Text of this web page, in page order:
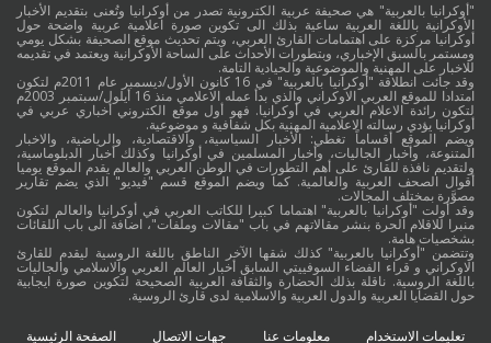
"أوكرانيا بالعربية" هي صحيفة عربية الكترونية تصدر من أوكرانيا وتُعنى بتقديم الأخبار
الأوكرانية باللغة العربية ساعية بذلك الى تكوين صورة اعلامية عربية واضحة حول
أوكرانيا مركزة على اهتمامات القارئ العربي، ويتم تحديث موقع الصحيفة بشكل يومي
ومستمر بالسبق الإخباري، وبتطورات الأحداث على الساحة الأوكرانية ويعتمد في تقديمه
للاخبار على المهنية والموضوعية والحيادية التامة.
وقد جائت انطلاقة "أوكرانيا بالعربية" في 16 كانون الأول/ديسمبر عام 2011م لتكون
امتدادا للموقع العربي الاوكراني والذي بدأ عمله الاعلامي منذ 16 أيلول/سبتمبر 2003م
لتكون رائدة الاعلام العربي في أوكرانيا. فهو أول موقع الكتروني أخباري عربي في
أوكرانيا يؤدي رسالته الاعلامية المهنية بكل شفافية و موضوعية.
ويضم الموقع أقساماً تغطي: الأخبار السياسية، والاقتصادية، والرياضية، والاخبار
المتنوعة، وأخبار الجاليات، وأخبار المسلمين في أوكرانيا وكذلك أخبار الدبلوماسية،
ولتقديم نافذة للقارئ على أهم التطورات في الوطن العربي والعالم يقدم الموقع يوميا
أقوال الصحف العربية والعالمية. كما ويضم الموقع قسم "فيديو" الذي يضم تقارير
مصوَّرة بمختلف المجالات.
وقد أولت "أوكرانيا بالعربية" اهتماما كبيرا للكاتب العربي في أوكرانيا والعالم لتكون
منبرا للاقلام الحرة بنشر مقالاتهم في باب "مقالات وملفات"، اضافة الى باب اللقائات
بشخصيات هامة.
وتتضمن "أوكرانيا بالعربية" كذلك شقها الآخر الناطق باللغة الروسية ليقدم للقارئ
الاوكراني و قراء الفضاء السوفييتي السابق أخبار العالم العربي والاسلامي والجاليات
باللغة الروسية. ناقلة بذلك الحضارة والثقافة العربية الصحيحة لتكوين صورة ايجابية
حول القضايا العربية والدول العربية والاسلامية لدى قارئ الروسية.
تعليمات الاستخدام معلومات عنا جهات الاتصال الصفحة الرئيسية